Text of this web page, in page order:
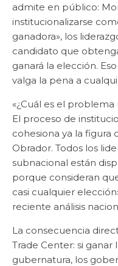
admite en público:
institucionalizarse
ganadora», los
candidato que
ganará la elección.
valga la pena a
«¿Cuál es el
El proceso de
cohesiona ya la figura
Obrador. Todos los
subnacional están
porque consideran
casi cualquier
reciente análisis
La consecuencia
Trade Center: si ganar
gubernatura, los